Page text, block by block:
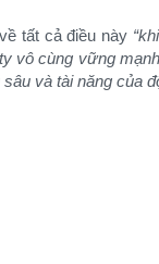
tất cả điều này
vô cùng vững
và tài năng của